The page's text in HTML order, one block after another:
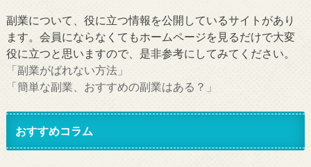
副業について、役に立つ情報を公開しているサイトがあり
ます。会員にならなくてもホームページを見るだけで大変
役に立つと思いますので、是非参考にしてみてください。
「副業がばれない方法」
「簡単な副業、おすすめの副業はある？」
おすすめコラム